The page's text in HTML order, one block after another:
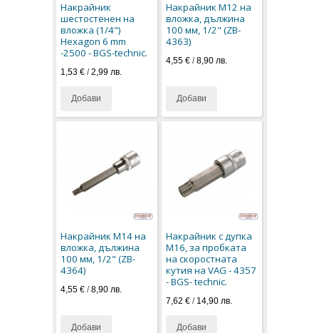
Накрайник
шестостенен на
вложка (1/4")
Hexagon 6 mm
-2500 - BGS-technic.
1,53 € /2,99 лв.
Добави
Накрайник M12 на
вложка, дължина
100 мм, 1/2" (ZB-
4363)
4,55 €/8,90 лв.
Добави
Накрайник M14 на
вложка, дължина
100 мм, 1/2" (ZB-
4364)
4,55 € /8,90 лв.
Добави
Накрайник с дупка
M16, за пробката
на скоростната
кутия на VAG - 4357
- BGS- technic.
7,62 €/ 14,90 лв.
Добави